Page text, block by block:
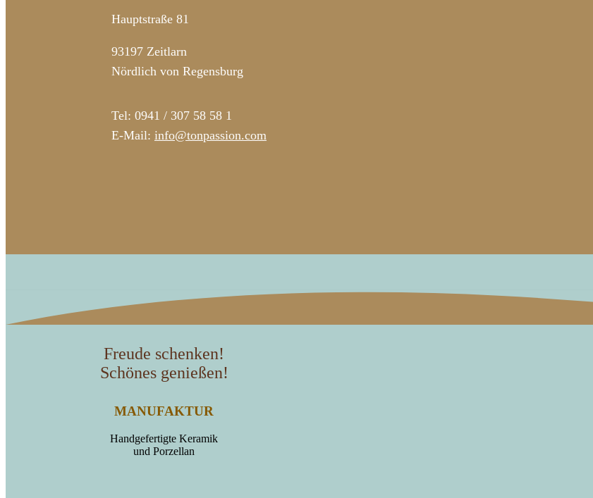
Hauptstraße 81
93197 Zeitlarn
Nördlich von Regensburg
Tel: 0941 / 307 58 58 1
E-Mail: info@tonpassion.com
Freude schenken!
Schönes genießen!
MANUFAKTUR
Handgefertigte Keramik
und Porzellan